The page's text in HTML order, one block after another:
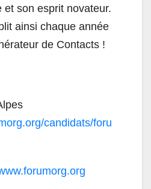
et son esprit novateur.
ainsi chaque année
de Contacts !
candidats/foru